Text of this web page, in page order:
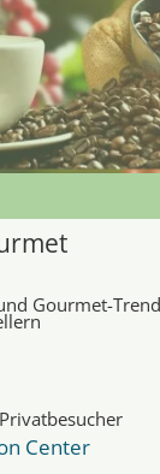
Gourmet-
Center